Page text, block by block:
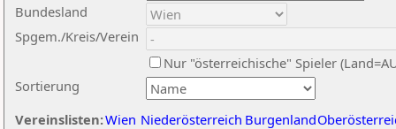
Sortierung
Bundesland
Spgem./Kreis/Verein
Nur "österreichische" Spieler
Vereinslisten:Wien Niederösterreich Burgenland